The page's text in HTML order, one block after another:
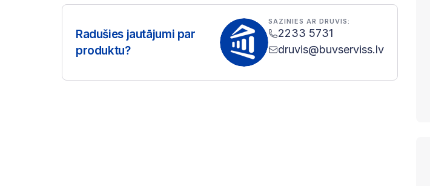
Radušies jautājumi par
produktu?
SAZINIES AR DRUVIS:
2233 5731
druvis@buvserviss.lv